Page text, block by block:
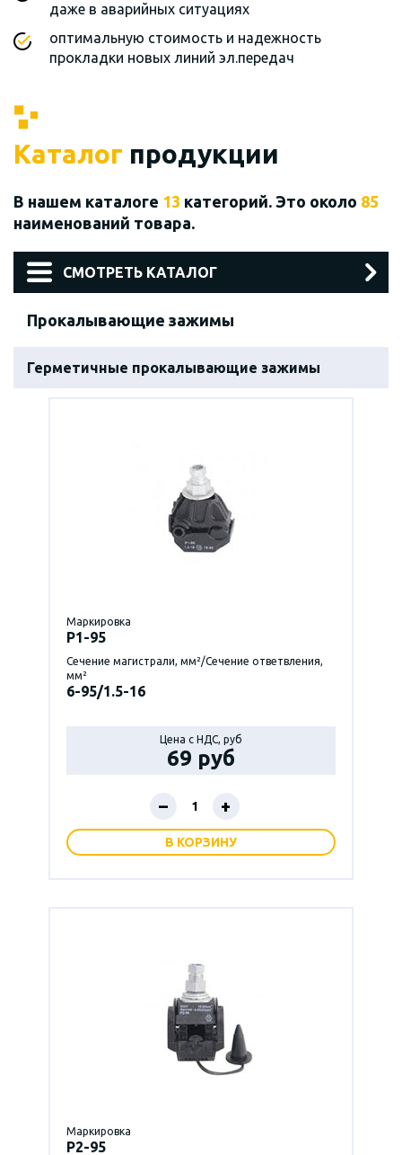
даже в аварийных ситуациях
оптимальную стоимость и надежность
прокладки новых линий эл.передач
Каталог продукции
В нашем каталоге 13 категорий. Это около 85
наименований товара.
СМОТРЕТЬ КАТАЛОГ
Прокалывающие зажимы
Герметичные прокалывающие зажимы
Маркировка
P1-95
Сечение магистрали, мм²/Сечение ответвления,
мм²
6-95/1.5-16
Цена с НДС, руб
69 руб
– +
В КОРЗИНУ
Маркировка
P2-95